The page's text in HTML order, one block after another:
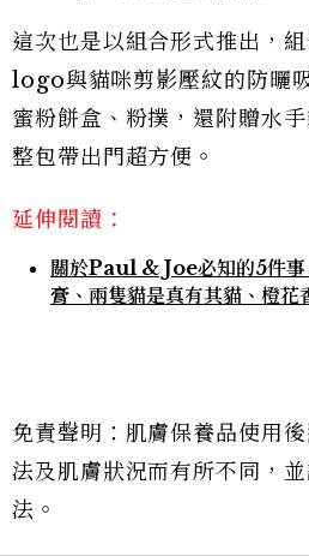
這次也是以組合形式推出，
logo與貓咪剪影壓紋的防曬
蜜粉餅盒、粉撲，還附贈水
整包帶出門超方便。
延伸閱讀：
關於Paul & Joe必知的5件事
膏、兩隻貓是真有其貓、橙
免責聲明：肌膚保養品使用
法及肌膚狀況而有所不同，
法。